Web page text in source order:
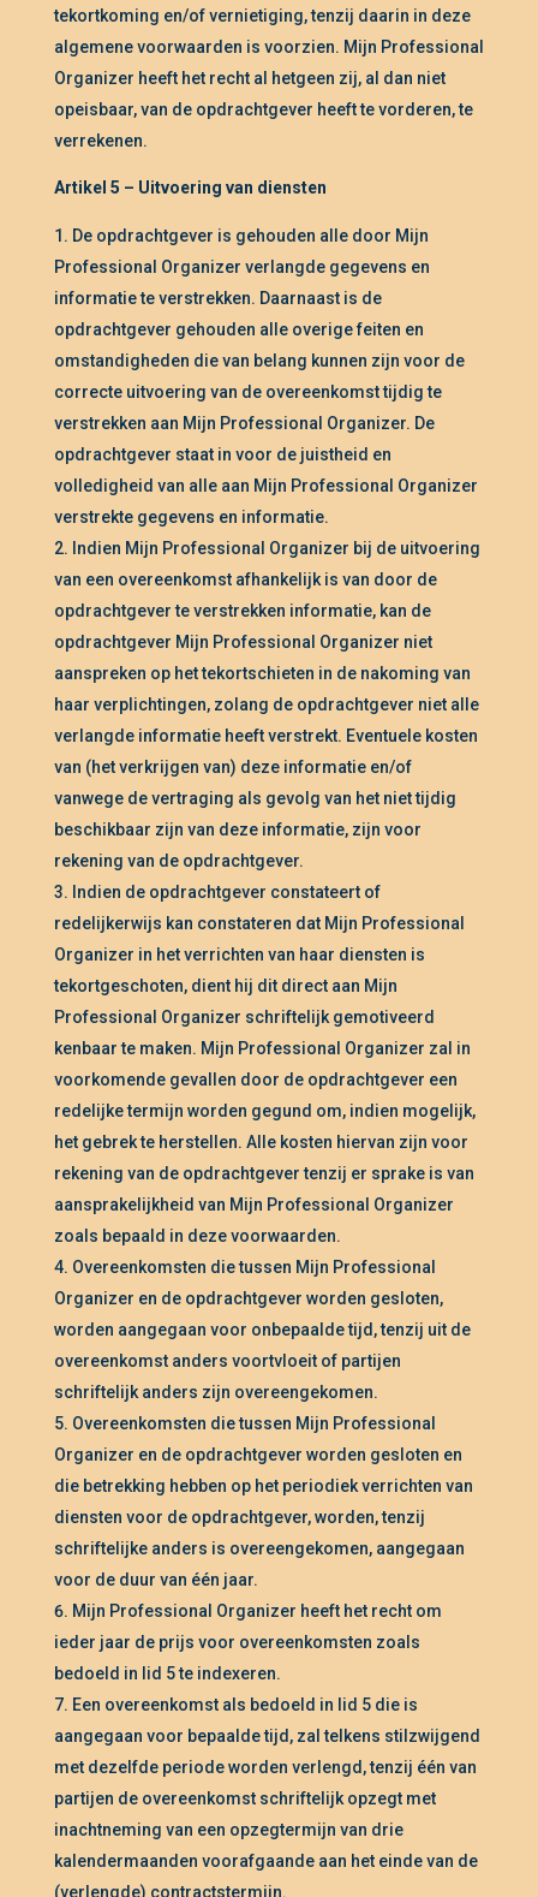
tekortkoming en/of vernietiging, tenzij daarin in deze
algemene voorwaarden is voorzien. Mijn Professional
Organizer heeft het recht al hetgeen zij, al dan niet
opeisbaar, van de opdrachtgever heeft te vorderen, te
verrekenen.
Artikel 5 – Uitvoering van diensten
De opdrachtgever is gehouden alle door Mijn
Professional Organizer verlangde gegevens en
informatie te verstrekken. Daarnaast is de
opdrachtgever gehouden alle overige feiten en
omstandigheden die van belang kunnen zijn voor de
correcte uitvoering van de overeenkomst tijdig te
verstrekken aan Mijn Professional Organizer. De
opdrachtgever staat in voor de juistheid en
volledigheid van alle aan Mijn Professional Organizer
verstrekte gegevens en informatie.
Indien Mijn Professional Organizer bij de uitvoering
van een overeenkomst afhankelijk is van door de
opdrachtgever te verstrekken informatie, kan de
opdrachtgever Mijn Professional Organizer niet
aanspreken op het tekortschieten in de nakoming van
haar verplichtingen, zolang de opdrachtgever niet alle
verlangde informatie heeft verstrekt. Eventuele kosten
van (het verkrijgen van) deze informatie en/of
vanwege de vertraging als gevolg van het niet tijdig
beschikbaar zijn van deze informatie, zijn voor
rekening van de opdrachtgever.
Indien de opdrachtgever constateert of
redelijkerwijs kan constateren dat Mijn Professional
Organizer in het verrichten van haar diensten is
tekortgeschoten, dient hij dit direct aan Mijn
Professional Organizer schriftelijk gemotiveerd
kenbaar te maken. Mijn Professional Organizer zal in
voorkomende gevallen door de opdrachtgever een
redelijke termijn worden gegund om, indien mogelijk,
het gebrek te herstellen. Alle kosten hiervan zijn voor
rekening van de opdrachtgever tenzij er sprake is van
aansprakelijkheid van Mijn Professional Organizer
zoals bepaald in deze voorwaarden.
Overeenkomsten die tussen Mijn Professional
Organizer en de opdrachtgever worden gesloten,
worden aangegaan voor onbepaalde tijd, tenzij uit de
overeenkomst anders voortvloeit of partijen
schriftelijk anders zijn overeengekomen.
Overeenkomsten die tussen Mijn Professional
Organizer en de opdrachtgever worden gesloten en
die betrekking hebben op het periodiek verrichten van
diensten voor de opdrachtgever, worden, tenzij
schriftelijke anders is overeengekomen, aangegaan
voor de duur van één jaar.
Mijn Professional Organizer heeft het recht om
ieder jaar de prijs voor overeenkomsten zoals
bedoeld in lid 5 te indexeren.
Een overeenkomst als bedoeld in lid 5 die is
aangegaan voor bepaalde tijd, zal telkens stilzwijgend
met dezelfde periode worden verlengd, tenzij één van
partijen de overeenkomst schriftelijk opzegt met
inachtneming van een opzegtermijn van drie
kalendermaanden voorafgaande aan het einde van de
(verlengde) contractstermijn.